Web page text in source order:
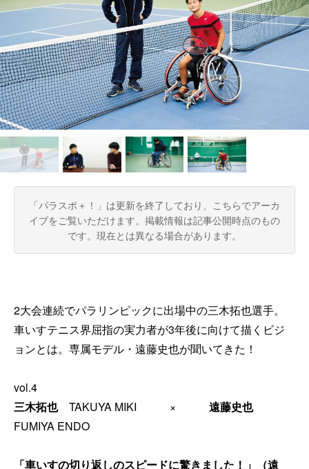
「パラスポ＋！」は更新を終了しており、こちらでアーカ
イブをご覧いただけます。 掲載情報は記事公開時点のもの
です。現在とは異なる場合があります。
2大会連続でパラリンピックに出場中の三木拓也選手。
車いすテニス界屈指の実力者が3年後に向けて描くビジ
ョンとは。専属モデル・遠藤史也が聞いてきた！
vol.4
三木拓也TAKUYA MIKI × 遠藤史也
FUMIYA ENDO
「車いすの切り返しのスピードに驚きました！」（遠